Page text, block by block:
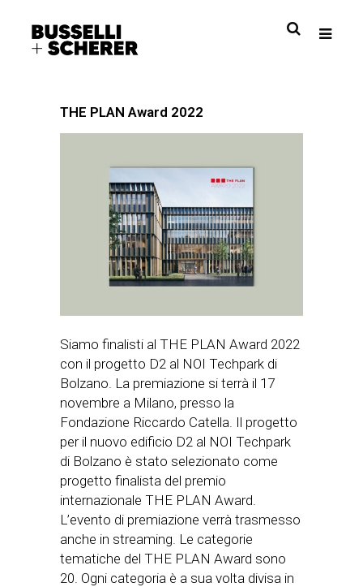
THE PLAN Award 2022
Siamo finalisti al THE PLAN Award 2022
con il progetto D2 al NOI Techpark di
Bolzano. La premiazione si terrà il 17
novembre a Milano, presso la
Fondazione Riccardo Catella. Il progetto
per il nuovo edificio D2 al NOI Techpark
di Bolzano è stato selezionato come
progetto finalista del premio
internazionale THE PLAN Award.
L’evento di premiazione verrà trasmesso
anche in streaming. Le categorie
tematiche del THE PLAN Award sono
20. Ogni categoria è a sua volta divisa in